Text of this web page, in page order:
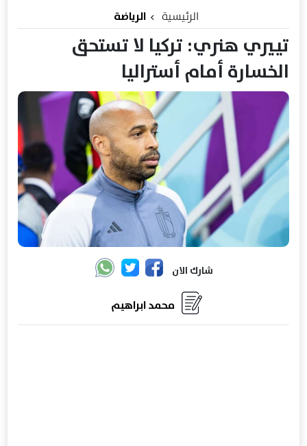
الرئيسية الرياضة
تييري هنري: تركيا لا تستحق
الخسارة أمام أستراليا
شارك الان
محمد ابراهيم